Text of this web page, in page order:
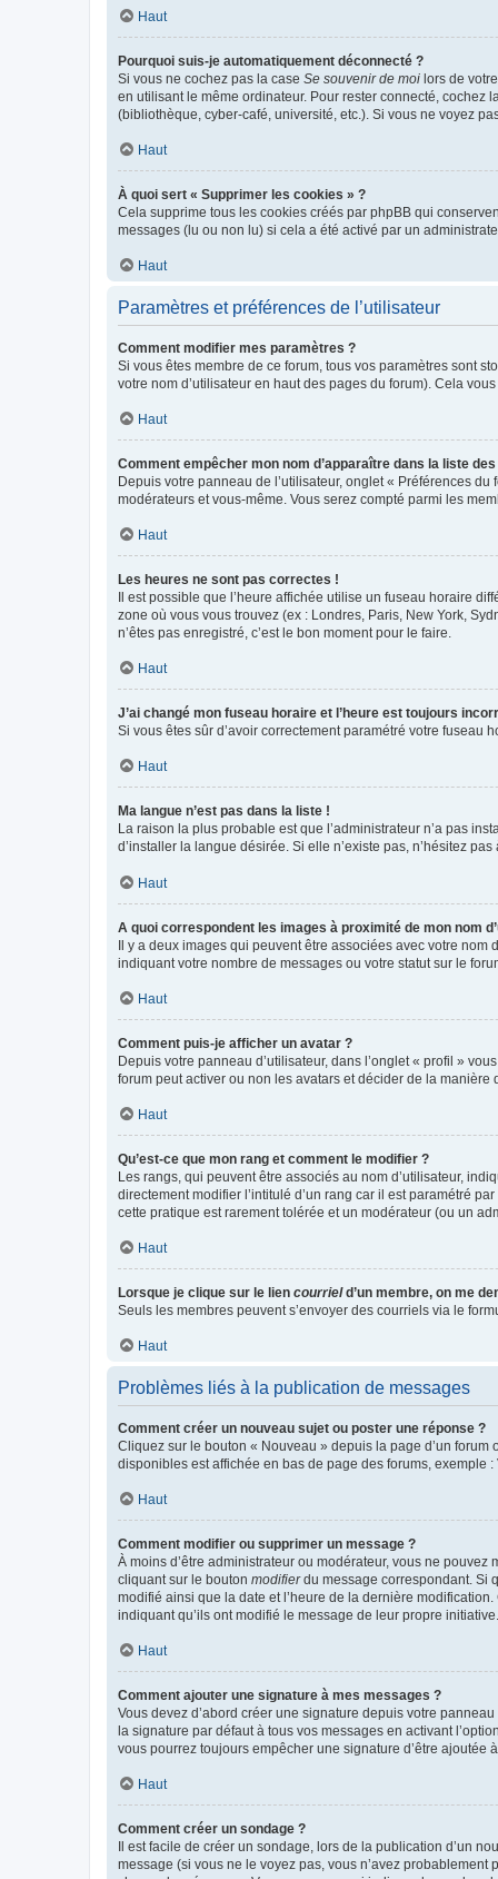
Haut
Pourquoi suis-je automatiquement déconnecté ?
Si vous ne cochez pas la case Se souvenir de moi lors de
en utilisant le même ordinateur. Pour rester connecté, cochez
(bibliothèque, cyber-café, université, etc.). Si vous ne voyez
Haut
À quoi sert « Supprimer les cookies » ?
Cela supprime tous les cookies créés par phpBB qui
messages (lu ou non lu) si cela a été activé par un
Haut
Paramètres et préférences de l’utilisateur
Comment modifier mes paramètres ?
Si vous êtes membre de ce forum, tous vos paramètres sont
votre nom d’utilisateur en haut des pages du forum). Cela
Haut
Comment empêcher mon nom d’apparaître dans la liste
Depuis votre panneau de l’utilisateur, onglet « Préférences du
modérateurs et vous-même. Vous serez compté parmi les
Haut
Les heures ne sont pas correctes !
Il est possible que l’heure affichée utilise un fuseau horaire
zone où vous vous trouvez (ex : Londres, Paris, New York,
n’êtes pas enregistré, c’est le bon moment pour le faire.
Haut
J’ai changé mon fuseau horaire et l’heure est toujours
Si vous êtes sûr d’avoir correctement paramétré votre fuseau
Haut
Ma langue n’est pas dans la liste !
La raison la plus probable est que l’administrateur n’a pas
d’installer la langue désirée. Si elle n’existe pas, n’hésitez
Haut
A quoi correspondent les images à proximité de mon nom
Il y a deux images qui peuvent être associées avec votre nom
indiquant votre nombre de messages ou votre statut sur le
Haut
Comment puis-je afficher un avatar ?
Depuis votre panneau d’utilisateur, dans l’onglet « profil »
forum peut activer ou non les avatars et décider de la
Haut
Qu’est-ce que mon rang et comment le modifier ?
Les rangs, qui peuvent être associés au nom d’utilisateur,
directement modifier l’intitulé d’un rang car il est paramétré
cette pratique est rarement tolérée et un modérateur (ou un
Haut
Lorsque je clique sur le lien courrield’un membre, on me
Seuls les membres peuvent s’envoyer des courriels via le
Haut
Problèmes liés à la publication de messages
Comment créer un nouveau sujet ou poster une réponse ?
Cliquez sur le bouton « Nouveau » depuis la page d’un
disponibles est affichée en bas de page des forums, exemple
Haut
Comment modifier ou supprimer un message ?
À moins d’être administrateur ou modérateur, vous ne
cliquant sur le bouton modifierdu message correspondant. Si
modifié ainsi que la date et l’heure de la dernière
indiquant qu’ils ont modifié le message de leur propre
Haut
Comment ajouter une signature à mes messages ?
Vous devez d’abord créer une signature depuis votre
la signature par défaut à tous vos messages en activant
vous pourrez toujours empêcher une signature d’être ajoutée
Haut
Comment créer un sondage ?
Il est facile de créer un sondage, lors de la publication d’un
message (si vous ne le voyez pas, vous n’avez